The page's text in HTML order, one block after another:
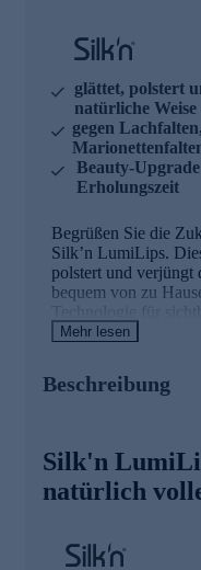
glättet, polstert
natürliche Weise
gegen
Beauty-
Erholungszeit
Begrüßen Sie die
Silk’n LumiLips.
polstert und verjüngt
bequem von zu
Technologie für
Vergrößert das
ganz ohne
Unterstützt die
der
Verjüngt die
Mehr lesen
Beschreibung
Silk'n
natürlich